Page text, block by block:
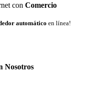
con Comercio
automático en línea!
Nosotros